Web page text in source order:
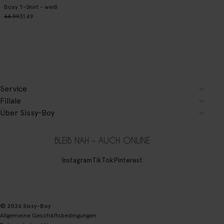
Boxy T-Shirt - weiß
44.9931.49
Service
Filiale
Über Sissy-Boy
BLEIB NAH – AUCH ONLINE
InstagramTikTokPinterest
© 2026 Sissy-Boy
Allgemeine Geschäftsbedingungen